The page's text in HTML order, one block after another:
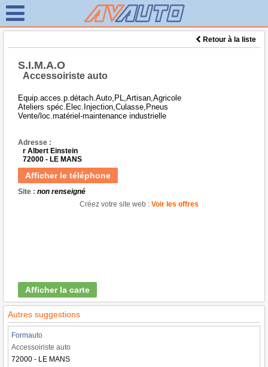
Retour à la liste
S.I.M.A.O
Accessoiriste auto
Equip.acces.p.détach.Auto,PL,Artisan,Agricole
Ateliers spéc.Elec.Injection,Culasse,Pneus
Vente/loc.matériel-maintenance industrielle
Adresse :
r Albert Einstein
72000 - LE MANS
Afficher le téléphone
Site : non renseigné
Créez votre site web : Voir les offres
Afficher la carte
Autres suggestions
Formauto
Accessoiriste auto
72000 - LE MANS